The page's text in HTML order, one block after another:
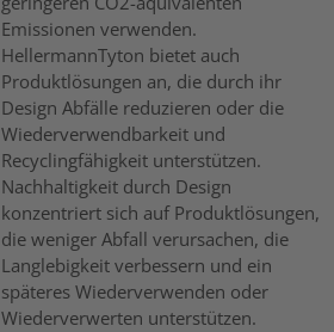
Emissionen verwenden.
HellermannTyton bietet auch
Produktlösungen an, die durch ihr
Design Abfälle reduzieren oder die
Wiederverwendbarkeit und
Recyclingfähigkeit unterstützen.
Nachhaltigkeit durch Design
konzentriert sich auf Produktlösungen,
die weniger Abfall verursachen, die
Langlebigkeit verbessern und ein
späteres Wiederverwenden oder
Wiederverwerten unterstützen.